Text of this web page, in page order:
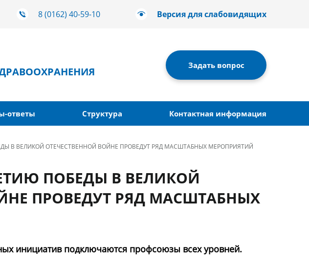
8 (0162) 40-59-10 Версия для слабовидящих
Задать вопрос
ответы Структура Контактная информация
В ВЕЛИКОЙ ОТЕЧЕСТВЕННОЙ ВОЙНЕ ПРОВЕДУТ РЯД МАСШТАБНЫХ МЕРОПРИЯТИЙ
ПОБЕДЫ В ВЕЛИКОЙ
ПРОВЕДУТ РЯД МАСШТАБНЫХ
инициатив подключаются профсоюзы всех уровней.